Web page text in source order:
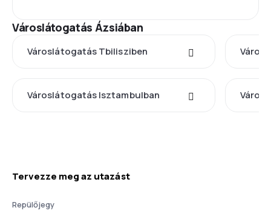
Városlátogatás Ázsiában
Városlátogatás Tbilisziben
Városlátogatás Isztambulban
Tervezze meg az utazást
Repülőjegy